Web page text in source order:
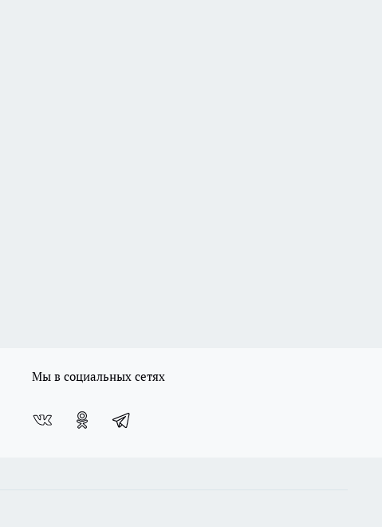
Мы в социальных сетях